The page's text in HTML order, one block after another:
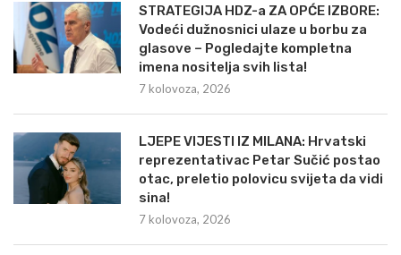
STRATEGIJA HDZ-a ZA OPĆE IZBORE:
Vodeći dužnosnici ulaze u borbu za
glasove – Pogledajte kompletna
imena nositelja svih lista!
7 kolovoza, 2026
LJEPE VIJESTI IZ MILANA: Hrvatski
reprezentativac Petar Sučić postao
otac, preletio polovicu svijeta da vidi
sina!
7 kolovoza, 2026